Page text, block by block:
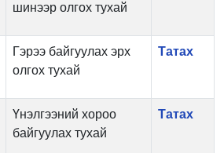
шинээр олгох тухай
Гэрээ байгуулах эрх
олгох тухай
Татах
Үнэлгээний хороо
байгуулах тухай
Татах